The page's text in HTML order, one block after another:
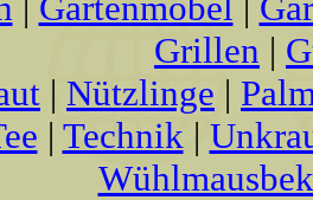
Grillen |
| Nützlinge |
| Technik|